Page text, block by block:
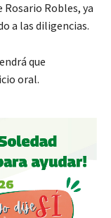
Robles, ya
a las diligencias.
que
oral.